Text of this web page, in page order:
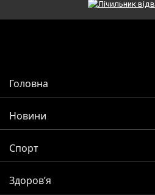
Головна
Новини
Спорт
Здоров’я